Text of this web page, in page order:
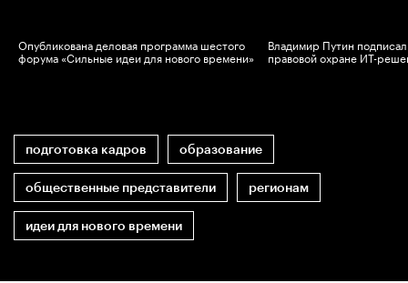
Опубликована деловая программа шестого
форума «Сильные идеи для нового времени»
Владимир Путин
правовой охране ИТ-
подготовка кадров образование
общественные представители регионам
идеи для нового времени